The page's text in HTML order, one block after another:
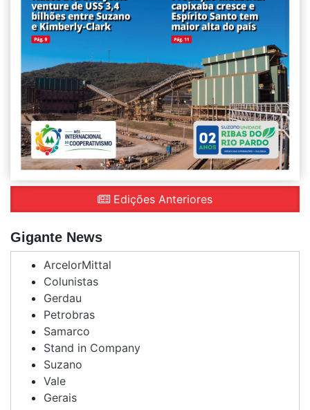
Edições Anteriores
Gigante News
ArcelorMittal
Colunistas
Gerdau
Petrobras
Samarco
Stand in Company
Suzano
Vale
Gerais